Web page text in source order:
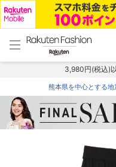
menu home
トップ
3,980円(税込)
熊本県を中心とする